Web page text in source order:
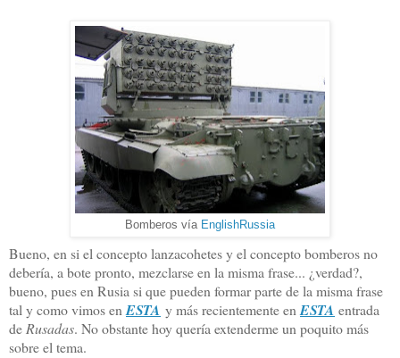
Bomberos vía EnglishRussia
Bueno, en si el concepto lanzacohetes y el concepto bomberos no
debería, a bote pronto, mezclarse en la misma frase... ¿verdad?,
bueno, pues en Rusia si que pueden formar parte de la misma frase
tal y como vimos en ESTA y más recientemente en ESTA entrada
de Rusadas. No obstante hoy quería extenderme un poquito más
sobre el tema.